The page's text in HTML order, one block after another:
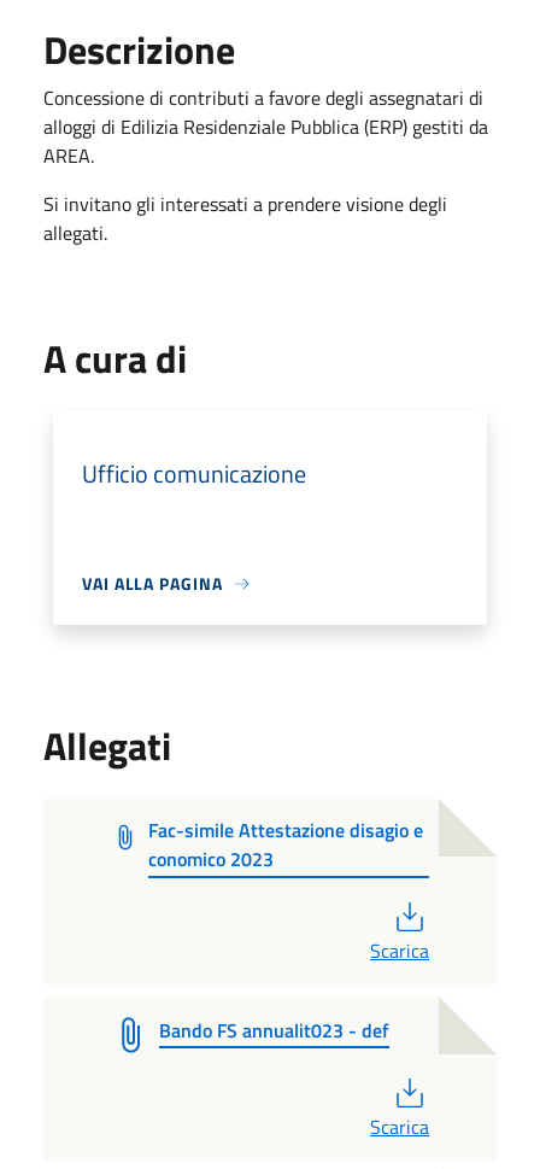
Descrizione
Concessione di contributi a favore degli assegnatari di
alloggi di Edilizia Residenziale Pubblica (ERP) gestiti da
AREA.
Si invitano gli interessati a prendere visione degli
allegati.
A cura di
Ufficio comunicazione
VAI ALLA PAGINA
Allegati
Fac-simile Attestazione disagio e
conomico 2023
Scarica
Bando FS annualit023 - def
Scarica